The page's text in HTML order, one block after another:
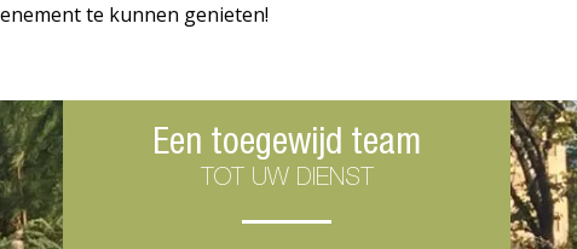
te kunnen genieten!
Een toegewijd team
TOT UW DIENST